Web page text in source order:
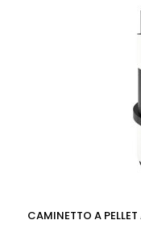
CAMINETTO A